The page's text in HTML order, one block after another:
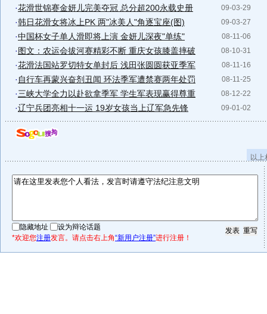
09-03-29
·花滑世锦赛金妍儿完美夺冠 总分超200永载史册
09-03-27
·韩日花滑女将冰上PK 两"冰美人"角逐宝座(图)
08-11-06
·中国杯女子单人滑即将上演 金妍儿深夜"单练"
08-10-31
· 图文：农运会拔河赛精彩不断 重庆女孩膝盖摔破
08-11-16
·花滑法国站罗切特女单封后 浅田张圆圆获亚季军
08-11-25
· 自行车再蒙兴奋剂丑闻 环法季军遭禁赛两年处罚
08-12-22
·三峡大学全力以赴欲拿季军 学生军表现赢得尊重
09-01-02
·辽宁兵团亮相十一运 19岁女孩当上辽军急先锋
以
隐藏地址
设为辩论话题
*欢迎您注册发言。请点击右上角“新用户注册”进行注册！